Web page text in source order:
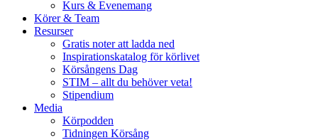
Kurs & Evenemang
Körer & Team
Resurser
Gratis noter att ladda ned
Inspirationskatalog för körlivet
Körsångens Dag
STIM – allt du behöver veta!
Stipendium
Media
Körpodden
Tidningen Körsång